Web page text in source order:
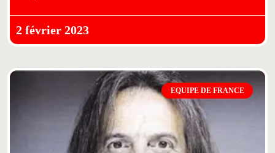
2 février 2023
EQUIPE DE FRANCE